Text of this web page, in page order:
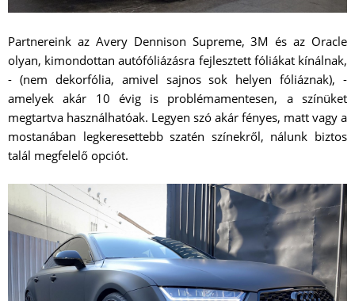
Partnereink az Avery Dennison Supreme, 3M és az Oracle
olyan, kimondottan autófóliázásra fejlesztett fóliákat kínálnak,
- (nem dekorfólia, amivel sajnos sok helyen fóliáznak), -
amelyek akár 10 évig is problémamentesen, a színüket
megtartva használhatóak. Legyen szó akár fényes, matt vagy a
mostanában legkeresettebb szatén színekről, nálunk biztos
talál megfelelő opciót.